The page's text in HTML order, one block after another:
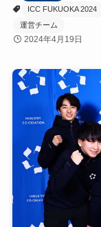
ICC FUKUOKA 2024
運営チーム
2024年4月19日